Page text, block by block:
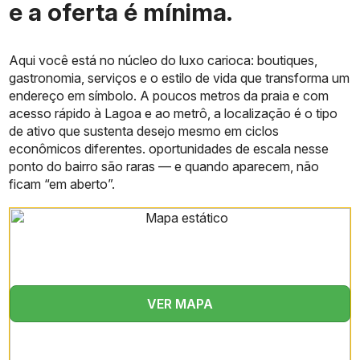
Tipologias
áreas entre 1.000 e 1.300
Estacionamento
Seis níveis de garagem
(três subterrâneos e três
suspensos)
Vista
Panorama para a Praia de
Ipanema, Lagoa Rodrigo
de Freitas e Cristo
Redentor
Lobby com pé-direito
triplo, galeria de lojas
Certificação de
Prevista certificação
LEED
e a oferta é mínima.
Aqui você está no núcleo do luxo carioca: boutiques,
gastronomia, serviços e o estilo de vida que transforma um
endereço em símbolo. A poucos metros da praia e com
acesso rápido à Lagoa e ao metrô, a localização é o tipo
de ativo que sustenta desejo mesmo em ciclos
econômicos diferentes. oportunidades de escala nesse
ponto do bairro são raras — e quando aparecem, não
ficam “em aberto”.
VER MAPA